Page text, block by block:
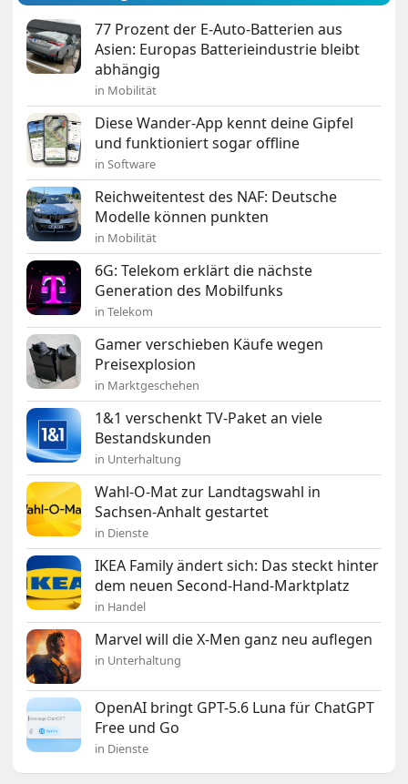
77 Prozent der E-Auto-Batterien aus
Asien: Europas Batterieindustrie bleibt
abhängig
in Mobilität
Diese Wander-App kennt deine Gipfel
und funktioniert sogar offline
in Software
Reichweitentest des NAF: Deutsche
Modelle können punkten
in Mobilität
6G: Telekom erklärt die nächste
Generation des Mobilfunks
in Telekom
Gamer verschieben Käufe wegen
Preisexplosion
in Marktgeschehen
1&1 verschenkt TV-Paket an viele
Bestandskunden
in Unterhaltung
Wahl-O-Mat zur Landtagswahl in
Sachsen-Anhalt gestartet
in Dienste
IKEA Family ändert sich: Das steckt hinter
dem neuen Second-Hand-Marktplatz
in Handel
Marvel will die X-Men ganz neu auflegen
in Unterhaltung
OpenAI bringt GPT-5.6 Luna für ChatGPT
Free und Go
in Dienste